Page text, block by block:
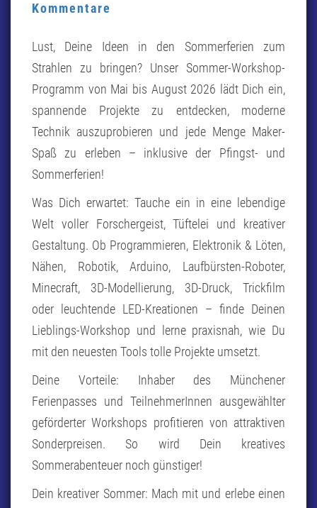
Kommentare
Lust, Deine Ideen in den Sommerferien zum
Strahlen zu bringen? Unser Sommer-Workshop-
Programm von Mai bis August 2026 lädt Dich ein,
spannende Projekte zu entdecken, moderne
Technik auszuprobieren und jede Menge Maker-
Spaß zu erleben – inklusive der Pfingst- und
Sommerferien!
Was Dich erwartet: Tauche ein in eine lebendige
Welt voller Forschergeist, Tüftelei und kreativer
Gestaltung. Ob Programmieren, Elektronik & Löten,
Nähen, Robotik, Arduino, Laufbürsten-Roboter,
Minecraft, 3D-Modellierung, 3D-Druck, Trickfilm
oder leuchtende LED-Kreationen – finde Deinen
Lieblings-Workshop und lerne praxisnah, wie Du
mit den neuesten Tools tolle Projekte umsetzt.
Deine Vorteile: Inhaber des Münchener
Ferienpasses und TeilnehmerInnen ausgewählter
geförderter Workshops profitieren von attraktiven
Sonderpreisen. So wird Dein kreatives
Sommerabenteuer noch günstiger!
Dein kreativer Sommer: Mach mit und erlebe einen